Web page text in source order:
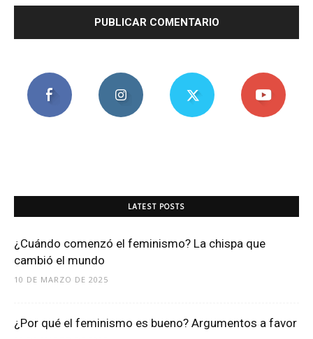
LATEST POSTS
¿Cuándo comenzó el feminismo? La chispa que
cambió el mundo
10 DE MARZO DE 2025
¿Por qué el feminismo es bueno? Argumentos a favor